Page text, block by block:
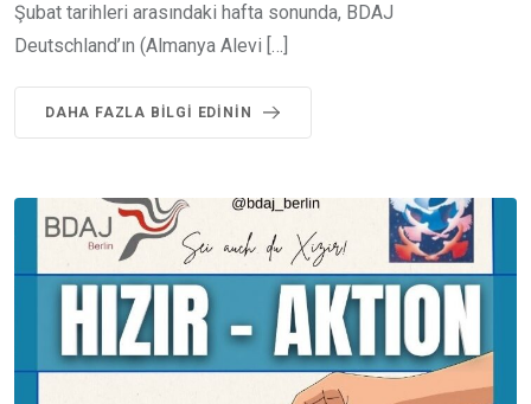
Şubat tarihleri arasındaki hafta sonunda, BDAJ
Deutschland’ın (Almanya Alevi […]
DAHA FAZLA BILGI EDININ